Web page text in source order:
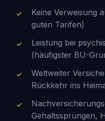
Keine Verweisung
guten Tarifen)
Leistung bei
(häufigster BU-
Weltweiter
Rückkehr ins
Gehaltssprüngen,